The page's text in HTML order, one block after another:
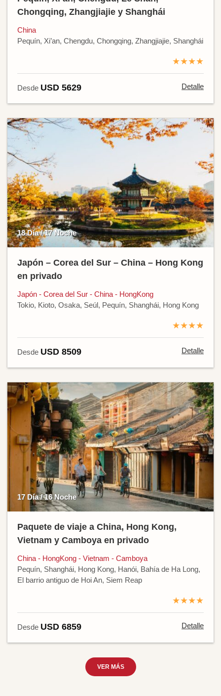
Chongqing, Zhangjiajie y Shanghái
China
Pequín, Xi’an, Chengdu, Chongqing, Zhangjiajie, Shanghái
★★★★
Desde USD 5629 Detalle
18 Día / 17 Noche
Japón – Corea del Sur – China – Hong Kong
en privado
Japón - Corea del Sur - China - HongKong
Tokio, Kioto, Osaka, Seúl, Pequín, Shanghái, Hong Kong
★★★★
Desde USD 8509 Detalle
17 Día / 16 Noche
Paquete de viaje a China, Hong Kong,
Vietnam y Camboya en privado
China - HongKong - Vietnam - Camboya
Pequín, Shanghái, Hong Kong, Hanói, Bahía de Ha Long,
El barrio antiguo de Hoi An, Siem Reap
★★★★
Desde USD 6859 Detalle
VER MÁS